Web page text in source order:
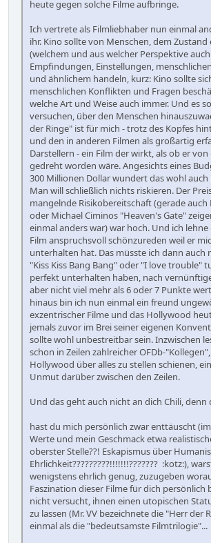
heute gegen solche Filme aufbringe.
Ich vertrete als Filmliebhaber nun einmal
ihr. Kino sollte von Menschen, dem Zustand
(welchem und aus welcher Perspektive
Empfindungen, Einstellungen,
und ähnlichem handeln, kurz: Kino sollte
menschlichen Konflikten und Fragen
welche Art und Weise auch immer. Und es
versuchen, über den Menschen
der Ringe" ist für mich - trotz des Kopfes
und den in anderen Filmen als großartig
Darstellern - ein Film der wirkt, als ob er
gedreht worden wäre. Angesichts eines
300 Millionen Dollar wundert das wohl
Man will schließlich nichts riskieren. Der
mangelnde Risikobereitschaft (gerade auch
oder Michael Ciminos "Heaven's Gate"
einmal anders war) war hoch. Und ich lehne
Film anspruchsvoll schönzureden weil er
unterhalten hat. Das müsste ich dann auch
"Kiss Kiss Bang Bang" oder "I love trouble"
perfekt unterhalten haben, nach
aber nicht viel mehr als 6 oder 7 Punkte
hinaus bin ich nun einmal ein freund
exzentrischer Filme und das Hollywood
jemals zuvor im Brei seiner eigenen
sollte wohl unbestreitbar sein. Inzwischen
schon in Zeilen zahlreicher OFDb-
Hollywood über alles zu stellen schienen,
Unmut darüber zwischen den Zeilen.
Und das geht auch nicht an dich Chili, denn
hast du mich persönlich zwar enttäuscht
Werte und mein Geschmack etwa
oberster Stelle??! Eskapismus über
Ehrlichkeit?????????!!!!!!!??????? :kotz:),
wenigstens ehrlich genug, zuzugeben
Faszination dieser Filme für dich persönlich
nicht versucht, ihnen einen utopischen
zu lassen (Mr. VV bezeichnete die "Herr der
einmal als die "bedeutsamste Filmtrilogie"...